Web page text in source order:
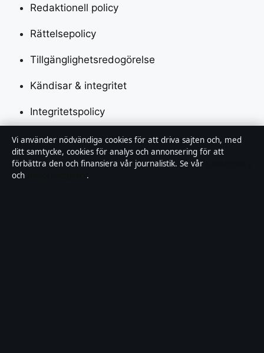
Redaktionell policy
Rättelsepolicy
Tillgänglighetsredogörelse
Kändisar & integritet
Integritetspolicy
Om Saklinjen i korthet
Saklinjen är en oberoende svensk digital nyhetssajt
Vi använder nödvändiga cookies för att driva sajten och, med
ditt samtycke, cookies för analys och annonsering för att
förbättra den och finansiera vår journalistik. Se vår
och
.